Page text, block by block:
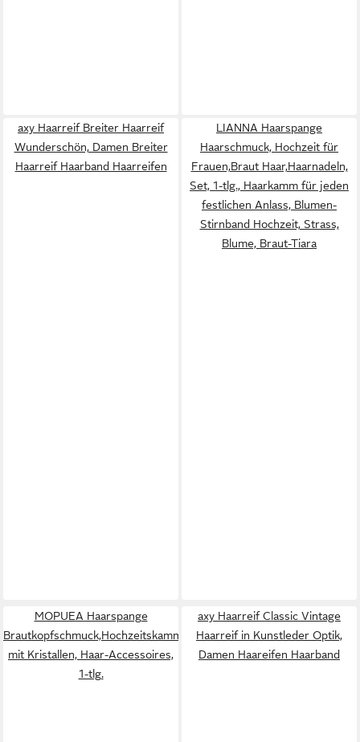
axy Haarreif Breiter Haarreif
Wunderschön, Damen Breiter
Haarreif Haarband Haarreifen
LIANNA Haarspange
Haarschmuck, Hochzeit für
Frauen,Braut Haar,Haarnadeln,
Set, 1-tlg., Haarkamm für jeden
festlichen Anlass, Blumen-
Stirnband Hochzeit, Strass,
Blume, Braut-Tiara
MOPUEA Haarspange
Brautkopfschmuck,Hochzeitskamm
mit Kristallen, Haar-Accessoires,
1-tlg.
axy Haarreif Classic Vintage
Haarreif in Kunstleder Optik,
Damen Haareifen Haarband